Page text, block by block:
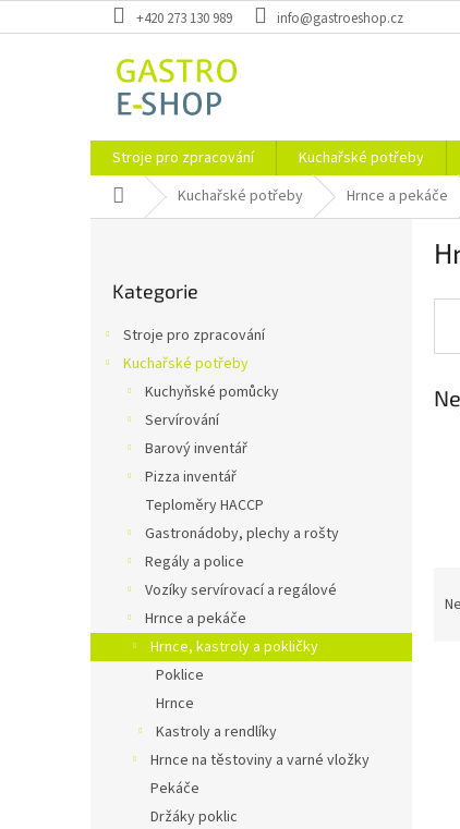
na
+420 273 130 989 info@gastroeshop.cz
Stroje pro zpracování Kuchařské potřeby
Domů Kuchařské potřeby Hrnce a pekáče
kategorie
Kategorie
Stroje pro zpracování
Kuchařské potřeby
Kuchyňské pomůcky
Servírování
Barový inventář
Pizza inventář
Teploměry HACCP
Gastronádoby, plechy a rošty
Regály a police
Vozíky servírovací a regálové
Hrnce a pekáče
Hrnce, kastroly a pokličky
Poklice
Hrnce
Kastroly a rendlíky
Hrnce na těstoviny a varné vložky
Pekáče
Držáky poklic